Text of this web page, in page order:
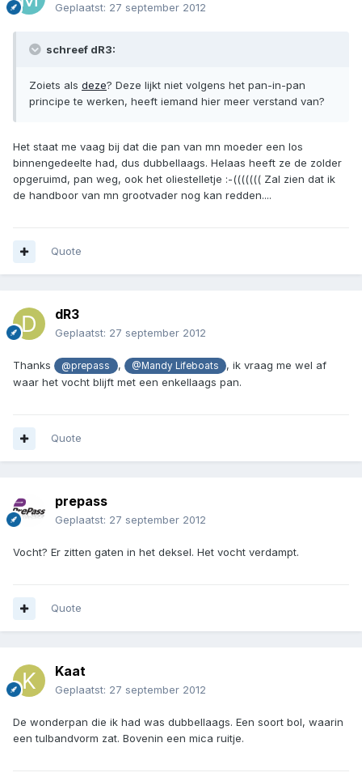
Geplaatst: 27 september 2012
schreef dR3:
Zoiets als deze? Deze lijkt niet volgens het pan-in-pan
principe te werken, heeft iemand hier meer verstand van?
Het staat me vaag bij dat die pan van mn moeder een los
binnengedeelte had, dus dubbellaags. Helaas heeft ze de zolder
opgeruimd, pan weg, ook het oliestelletje :-((((((( Zal zien dat ik
de handboor van mn grootvader nog kan redden....
Quote
dR3
Geplaatst: 27 september 2012
Thanks @prepass , @Mandy Lifeboats
, ik vraag me wel af
waar het vocht blijft met een enkellaags pan.
Quote
prepass
Geplaatst: 27 september 2012
Vocht? Er zitten gaten in het deksel. Het vocht verdampt.
Quote
Kaat
Geplaatst: 27 september 2012
De wonderpan die ik had was dubbellaags. Een soort bol, waarin
een tulbandvorm zat. Bovenin een mica ruitje.